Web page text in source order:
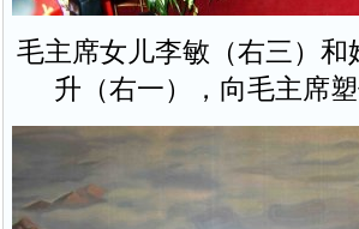
毛主席女儿李敏（右三）
升（右一），向毛主席